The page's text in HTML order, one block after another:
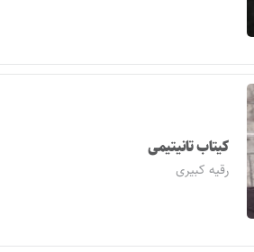
کیتاب تانیتیمی
رقیه کبیری